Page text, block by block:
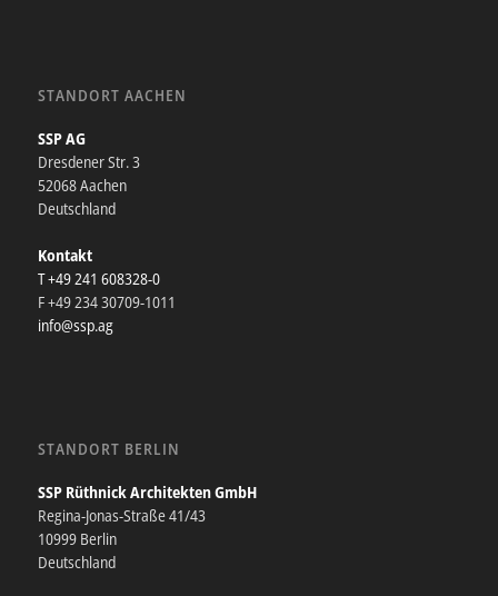
STANDORT AACHEN
SSP AG
Dresdener Str. 3
52068 Aachen
Deutschland
Kontakt
T +49 241 608328-0
F +49 234 30709-1011
info@ssp.ag
STANDORT BERLIN
SSP Rüthnick Architekten GmbH
Regina-Jonas-Straße 41/43
10999 Berlin
Deutschland